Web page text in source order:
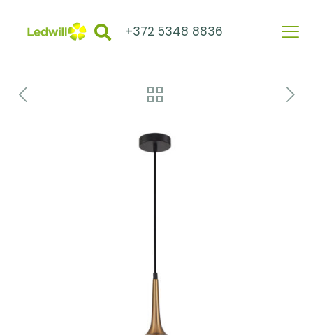
+372 5348 8836